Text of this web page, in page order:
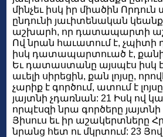
մինչեւ իսկ իր միածին Որդուն
ընդունի յաւիտենական
աշխարհ, որ դատապարտի
Ով նրան հաւատում է,
իսկ դատապարտուած է, քանի
Եւ դատաստանը այսպէս իսկ
աւելի սիրեցին, քան լոյսը,
չարիք է գործում, ատում է
յայտնի չդառնան: 21 Իսկ ով
որպէսզի նրա գործերը
Յիսուս եւ իր աշակերտները
նրանց հետ ու մկրտում: 23